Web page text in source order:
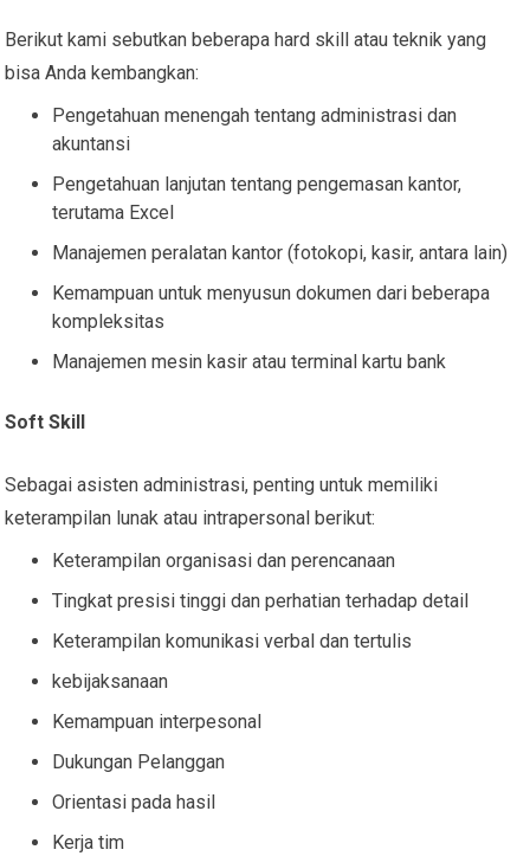
Berikut kami sebutkan beberapa hard skill atau teknik yang
bisa Anda kembangkan:
Pengetahuan menengah tentang administrasi dan
akuntansi
Pengetahuan lanjutan tentang pengemasan kantor,
terutama Excel
Manajemen peralatan kantor (fotokopi, kasir, antara lain)
Kemampuan untuk menyusun dokumen dari beberapa
kompleksitas
Manajemen mesin kasir atau terminal kartu bank
Soft Skill
Sebagai asisten administrasi, penting untuk memiliki
keterampilan lunak atau intrapersonal berikut:
Keterampilan organisasi dan perencanaan
Tingkat presisi tinggi dan perhatian terhadap detail
Keterampilan komunikasi verbal dan tertulis
kebijaksanaan
Kemampuan interpesonal
Dukungan Pelanggan
Orientasi pada hasil
Kerja tim